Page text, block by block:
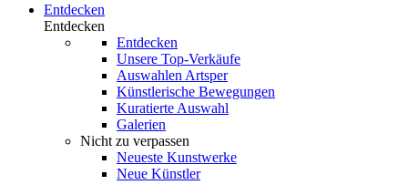
Entdecken
Entdecken
Entdecken
Unsere Top-Verkäufe
Auswahlen Artsper
Künstlerische Bewegungen
Kuratierte Auswahl
Galerien
Nicht zu verpassen
Neueste Kunstwerke
Neue Künstler